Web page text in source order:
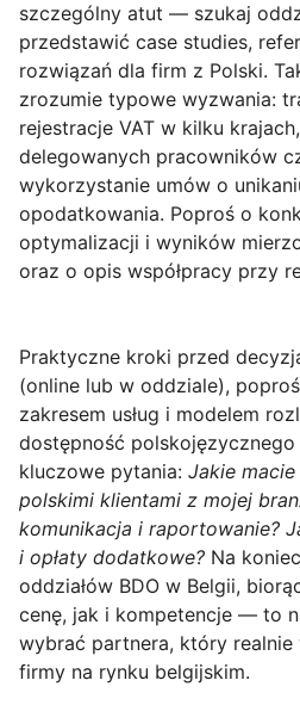
szczególny atut — szukaj
przedstawić case studies,
rozwiązań dla firm z Polski.
zrozumie typowe wyzwania:
rejestracje VAT w kilku
delegowanych pracowników
wykorzystanie umów o
opodatkowania. Poproś o
optymalizacji i wyników
oraz o opis współpracy przy
Praktyczne kroki przed
(online lub w oddziale),
zakresem usług i modelem
dostępność polskojęzycznego
kluczowe pytania: Jakie
polskimi klientami z mojej
komunikacja i raportowanie?
i opłaty dodatkowe? Na
oddziałów BDO w Belgii,
cenę, jak i kompetencje — to
wybrać partnera, który
firmy na rynku belgijskim.